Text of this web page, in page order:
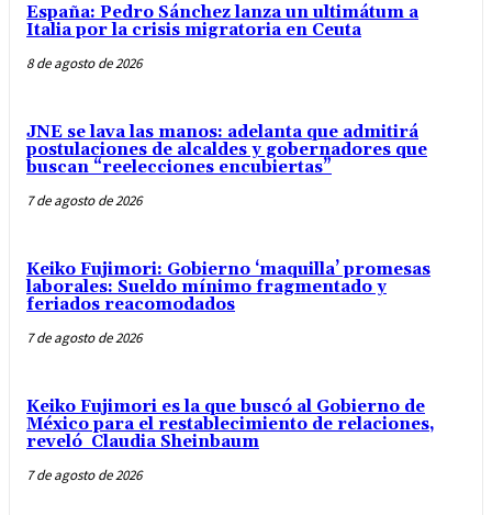
España: Pedro Sánchez lanza un ultimátum a
Italia por la crisis migratoria en Ceuta
8 de agosto de 2026
JNE se lava las manos: adelanta que admitirá
postulaciones de alcaldes y gobernadores que
buscan “reelecciones encubiertas”
7 de agosto de 2026
Keiko Fujimori: Gobierno ‘maquilla’ promesas
laborales: Sueldo mínimo fragmentado y
feriados reacomodados
7 de agosto de 2026
Keiko Fujimori es la que buscó al Gobierno de
México para el restablecimiento de relaciones,
reveló Claudia Sheinbaum
7 de agosto de 2026